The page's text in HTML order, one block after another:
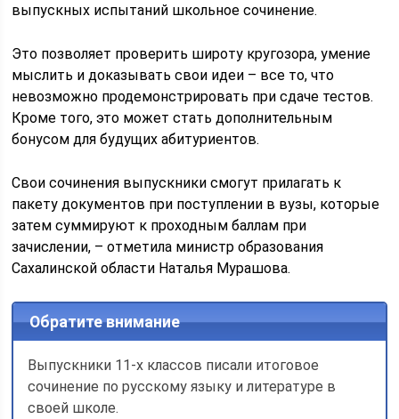
выпускных испытаний школьное сочинение.
Это позволяет проверить широту кругозора, умение
мыслить и доказывать свои идеи – все то, что
невозможно продемонстрировать при сдаче тестов.
Кроме того, это может стать дополнительным
бонусом для будущих абитуриентов.
Свои сочинения выпускники смогут прилагать к
пакету документов при поступлении в вузы, которые
затем суммируют к проходным баллам при
зачислении, – отметила министр образования
Сахалинской области Наталья Мурашова.
Обратите внимание
Выпускники 11-х классов писали итоговое
сочинение по русскому языку и литературе в
своей школе.